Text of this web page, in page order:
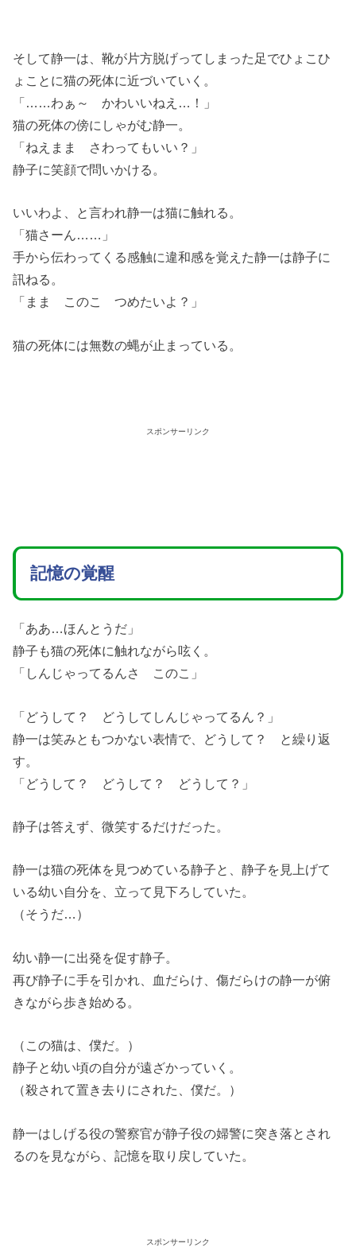
そして静一は、靴が片方脱げってしまった足でひょこひ
ょことに猫の死体に近づいていく。
「……わぁ～ かわいいねえ…！」
猫の死体の傍にしゃがむ静一。
「ねえまま さわってもいい？」
静子に笑顔で問いかける。
いいわよ、と言われ静一は猫に触れる。
「猫さーん……」
手から伝わってくる感触に違和感を覚えた静一は静子に
訊ねる。
「まま このこ つめたいよ？」
猫の死体には無数の蝿が止まっている。
スポンサーリンク
記憶の覚醒
「ああ…ほんとうだ」
静子も猫の死体に触れながら呟く。
「しんじゃってるんさ このこ」
「どうして？ どうしてしんじゃってるん？」
静一は笑みともつかない表情で、どうして？ と繰り返
す。
「どうして？ どうして？ どうして？」
静子は答えず、微笑するだけだった。
静一は猫の死体を見つめている静子と、静子を見上げて
いる幼い自分を、立って見下ろしていた。
（そうだ…）
幼い静一に出発を促す静子。
再び静子に手を引かれ、血だらけ、傷だらけの静一が俯
きながら歩き始める。
（この猫は、僕だ。）
静子と幼い頃の自分が遠ざかっていく。
（殺されて置き去りにされた、僕だ。）
静一はしげる役の警察官が静子役の婦警に突き落とされ
るのを見ながら、記憶を取り戻していた。
スポンサーリンク